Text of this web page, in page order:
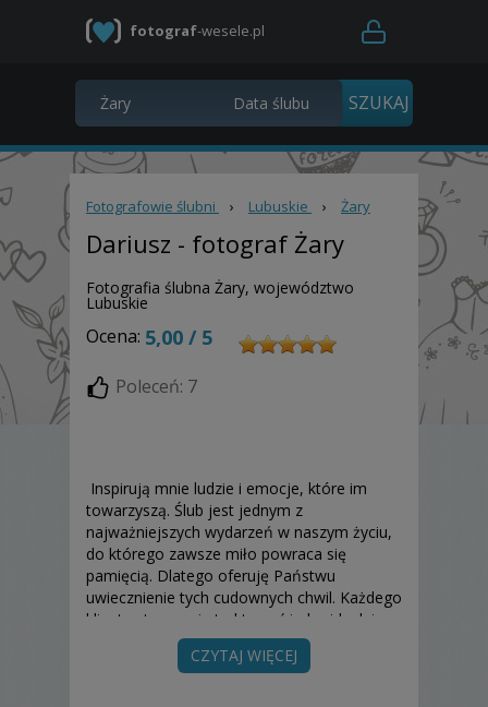
fotograf-wesele.pl
Fotografowie ślubni › Lubuskie › Żary
Dariusz - fotograf Żary
Fotografia ślubna Żary, województwo
Lubuskie
Ocena: 5,00 / 5
Poleceń: 7
Inspirują mnie ludzie i emocje, które im
towarzyszą. Ślub jest jednym z
najważniejszych wydarzeń w naszym życiu,
do którego zawsze miło powraca się
pamięcią. Dlatego oferuję Państwu
uwiecznienie tych cudownych chwil. Każdego
klienta staram się traktować indywidualnie,
tak, żeby dostosować się do wymagań i
oczekiwań Młodej Pary. Fotografuję nie
CZYTAJ WIĘCEJ